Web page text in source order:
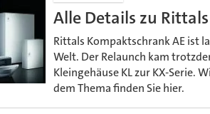
Alle Details zu
Rittals Kompaktschrank AE ist
Welt. Der Relaunch kam
Kleingehäuse KL zur KX-Serie.
dem Thema finden Sie hier.